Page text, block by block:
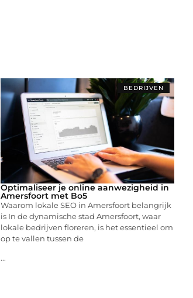
BEDRIJVEN
Optimaliseer je online aanwezigheid in
Amersfoort met Bo5
Waarom lokale SEO in Amersfoort belangrijk
is In de dynamische stad Amersfoort, waar
lokale bedrijven floreren, is het essentieel om
op te vallen tussen de
...